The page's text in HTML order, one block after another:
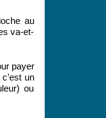
au
va-et-
payer
c’est un
ou